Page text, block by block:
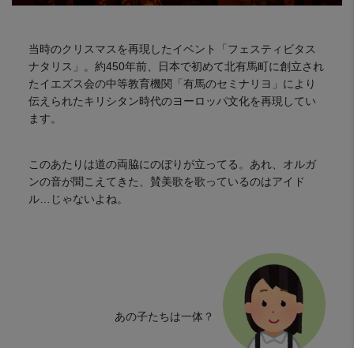
当時のクリスマスを再現したイベント「フェスティビタス
ナタリス」。約450年前、日本で初めて北有馬町に創立され
たイエズス会の中等教育機関「有馬のセミナリヨ」により
伝えられたキリシタン時代のヨーロッパ文化を再現してい
ます。
このあたりは道の両脇にのぼりが立ってる。あれ、オルガ
ンの音が聞こえてきた、賛美歌を歌っているのはアイド
ル…じゃないよね。
あの子たちは一体？